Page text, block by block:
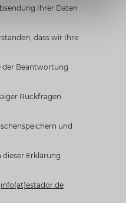
Ihrer Daten
dass wir Ihre
der Beantwortung
Rückfragen
und
dieser Erklärung
info(at)estador.de